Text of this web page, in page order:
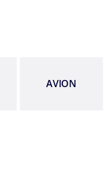
AVION